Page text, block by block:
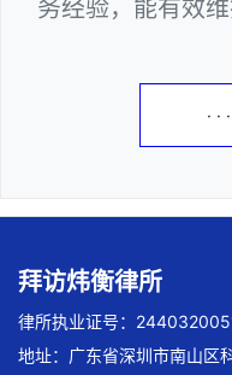
务经验，能有效
· ·
拜访炜衡律所
律所执业证号：
地址：广东省深圳市南山区